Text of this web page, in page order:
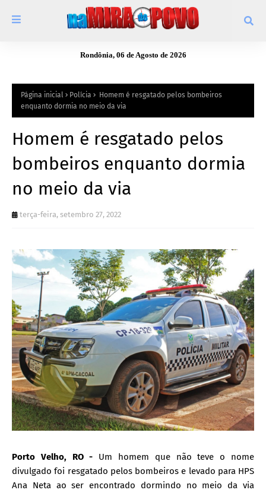
Rondônia, 06 de Agosto de 2026
Página inicial Polícia
Homem é resgatado pelos bombeiros
enquanto dormia no meio da via
Homem é resgatado pelos
bombeiros enquanto dormia
no meio da via
terça-feira, setembro 27, 2022
Porto Velho, RO - Um homem que não teve o nome
divulgado foi resgatado pelos bombeiros e levado para HPS
Ana Neta ao ser encontrado dormindo no meio da via